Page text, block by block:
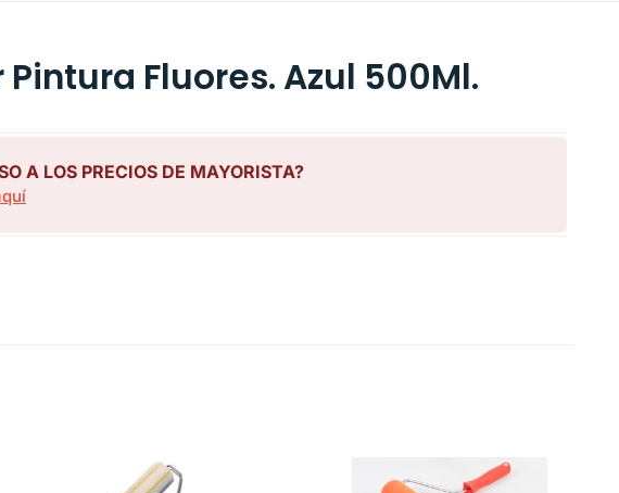
Fluores. Azul 500Ml.
A LOS PRECIOS DE MAYORISTA?